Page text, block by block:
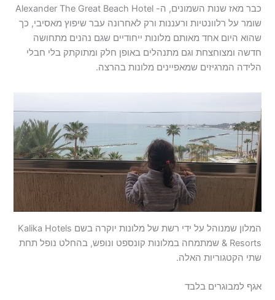
כבר מאז שנות השמונים, ה- Alexander The Great Beach Hotel
שומר על רלוונטיות ורעננות ורק לאחרונה עבר שיפוץ מאסיבי, כך
שהוא היום אחד מאותם מלונות ייחודיים שגם נהנים מתחושה
חדשה ומצוחצחת וגם מתנהלים באופן חלק ומתוקתק בלי חבלי
הלידה המרגיזים שמאפיינים מלונות בהרצה.
המלון שמנוהל על ידי רשת של מלונות יוקרה בשם Kalika Hotels
& Resorts שמתמחה במלונות קונספט ונופש, בהחלט נופל תחת
שתי הקטגוריות האלה.
אגף למבוגרים בלבד